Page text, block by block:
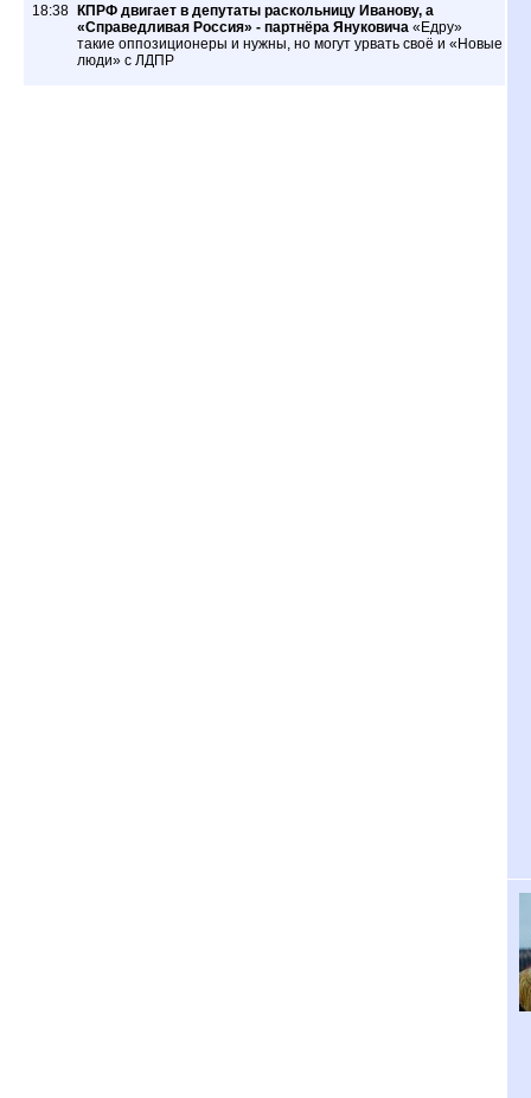
18:38 КПРФ двигает в депутаты раскольницу Иванову, а
«Справедливая Россия» - партнёра Януковича «Едру»
такие оппозиционеры и нужны, но могут урвать своё и «Новые
люди» с ЛДПР